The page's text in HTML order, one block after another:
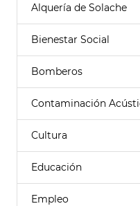
Alquería de Solache
Bienestar Social
Bomberos
Contaminación
Cultura
Educación
Empleo